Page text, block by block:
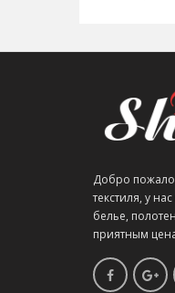
Добро
текстиля, у
белье,
приятным